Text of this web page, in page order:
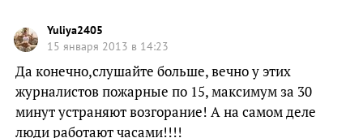
Yuliya2405
15 января 2013 в 14:23
Да конечно,слушайте больше, вечно у этих
журналистов пожарные по 15, максимум за 30
минут устраняют возгорание! А на самом деле
люди работают часами!!!!